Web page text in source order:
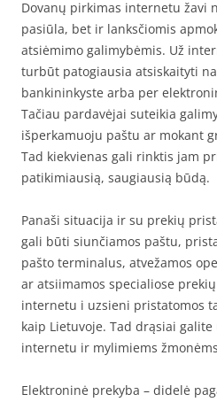
Dovanų pirkimas internetu žavi
pasiūla, bet ir lanksčiomis
atsiėmimo galimybėmis. Už
turbūt patogiausia atsiskaityti
bankininkyste arba per
Tačiau pardavėjai suteikia
išperkamuoju paštu ar mokant
Tad kiekvienas gali rinktis jam
patikimiausią, saugiausią būdą.
Panaši situacija ir su prekių
gali būti siunčiamos paštu,
pašto terminalus, atvežamos
ar atsiimamos specialiose
internetu i uzsieni pristatomos
kaip Lietuvoje. Tad drąsiai galite
internetu ir mylimiems
Elektroninė prekyba – didelė